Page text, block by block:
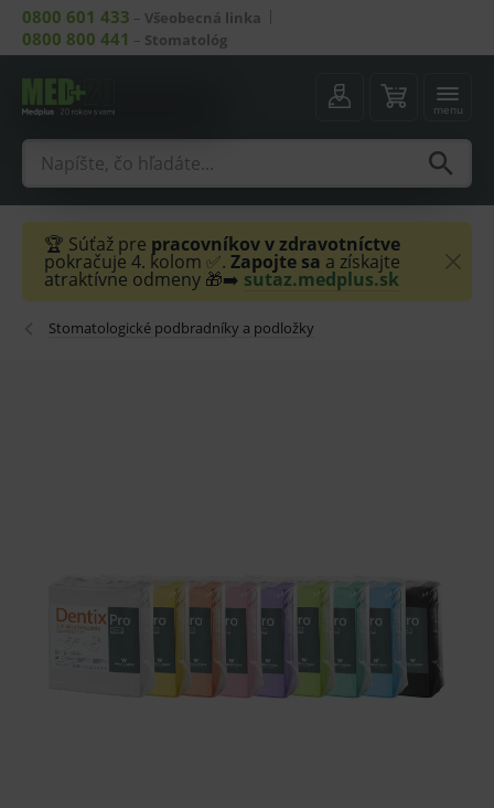
0800 601 433 – Všeobecná linka
0800 800 441 – Stomatológ
menu
🏆 Súťaž pre pracovníkov v zdravotníctve
pokračuje 4. kolom ✅. Zapojte sa a získajte
atraktívne odmeny 🎁➡️ sutaz.medplus.sk
Stomatologické podbradníky a podložky